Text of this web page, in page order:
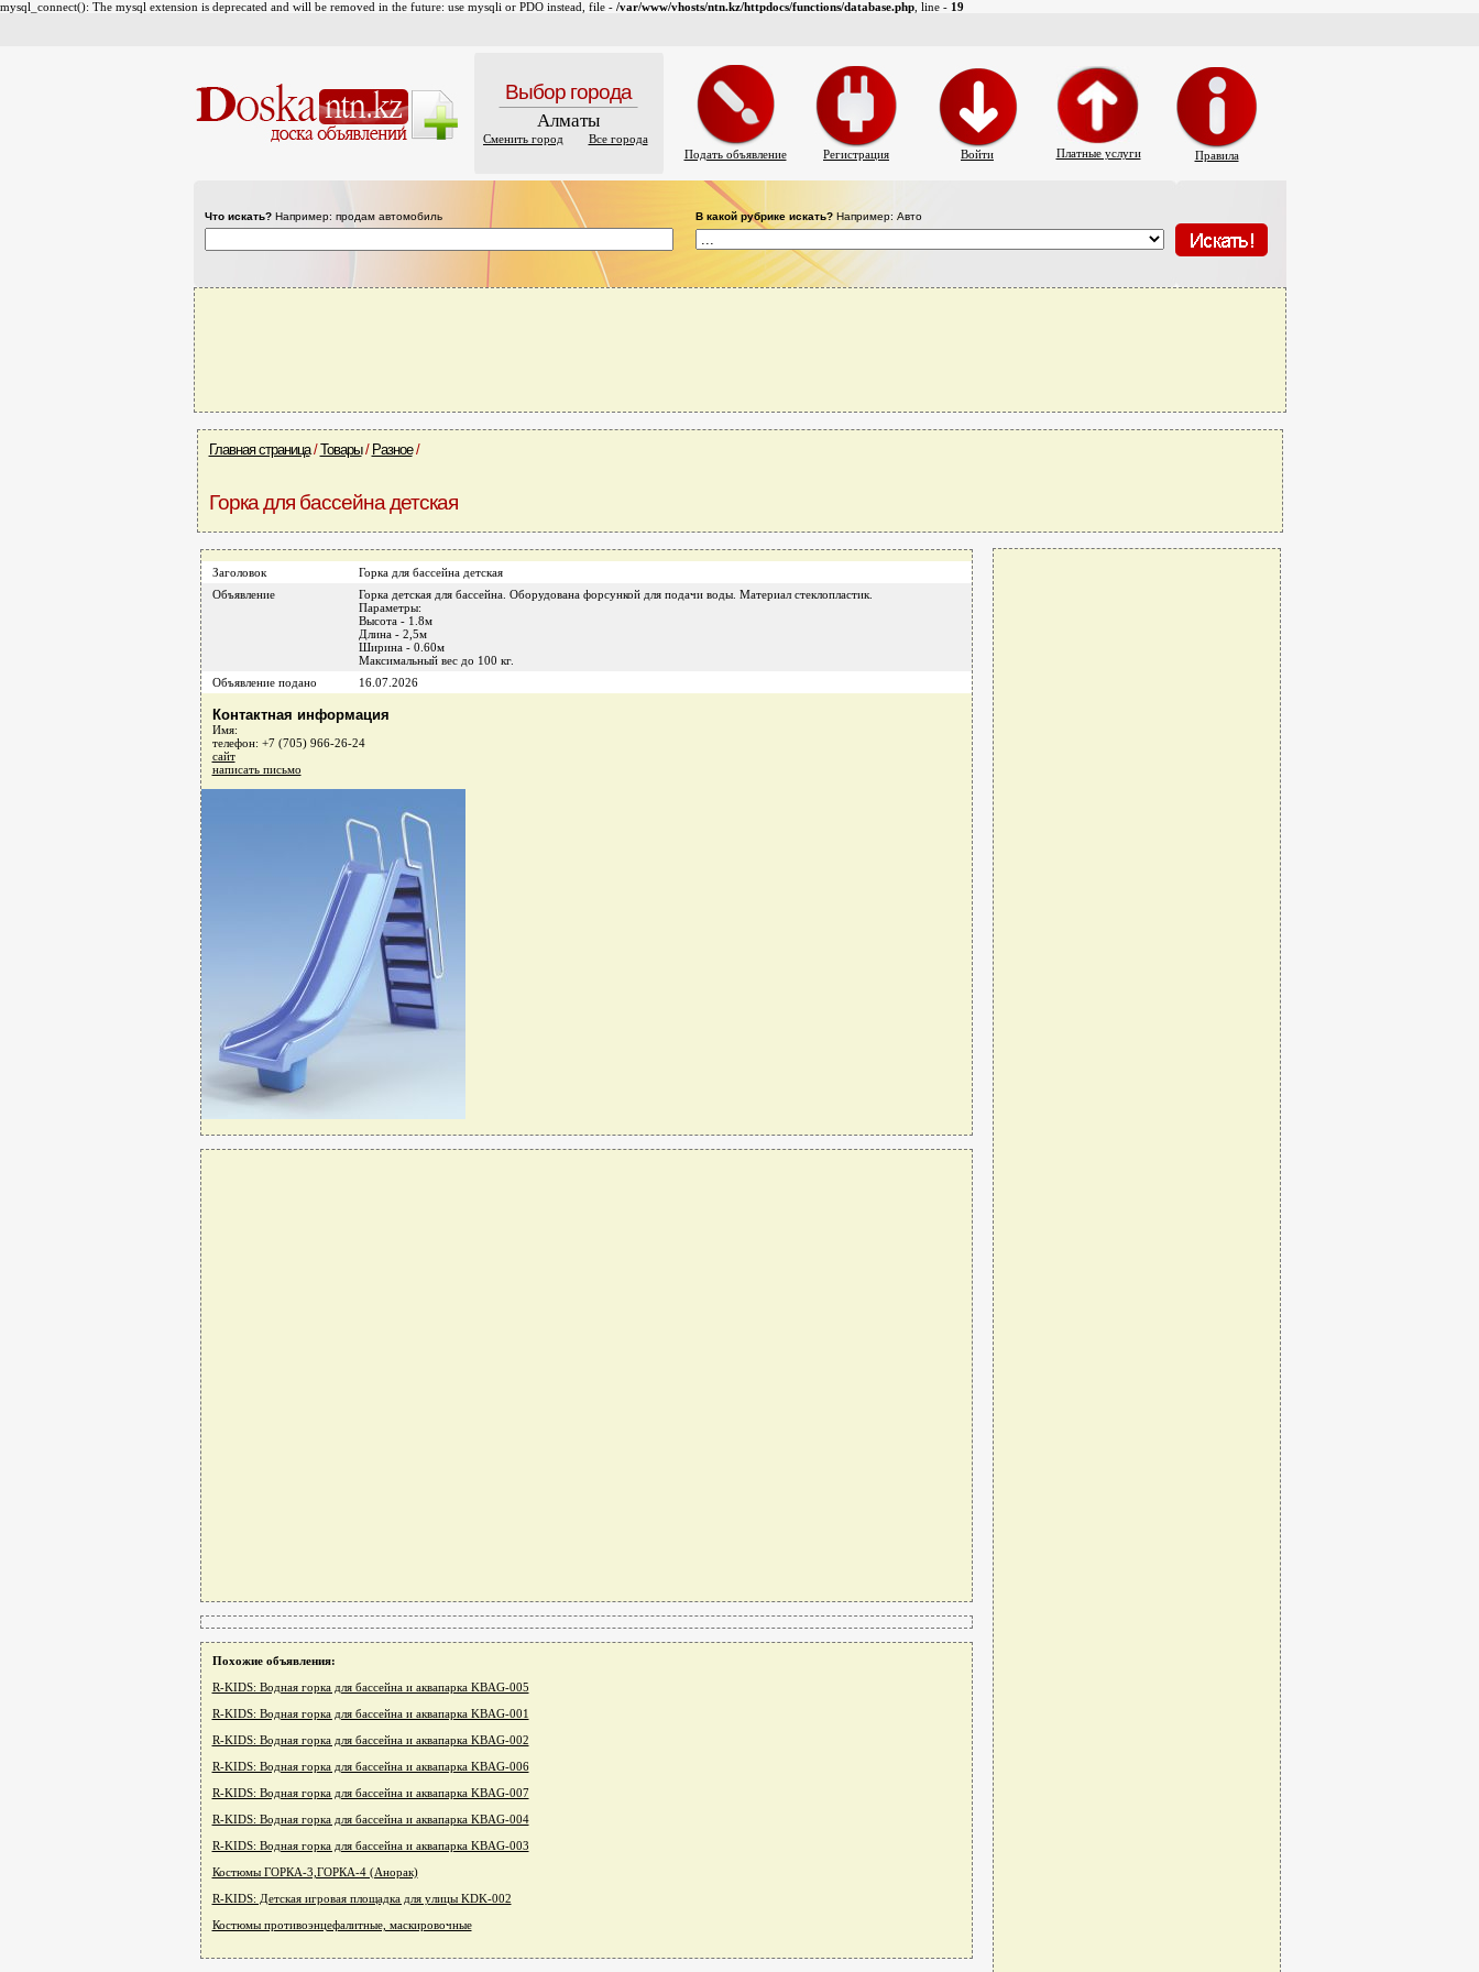
mysql_connect(): The mysql extension is deprecated and will be removed in the future: use mysqli or PDO instead, file - /var/www/vhosts/ntn.kz/httpdocs/functions/database.php , line - 19
Выбор города
Алматы
Сменить город
Все города
Подать объявление
Регистрация Войти Платные услуги Правила
Что искать?Например: продам автомобиль В какой рубрике искать?Например: Авто
Главная страница/Товары/ Разное/
Горка для бассейна детская
Заголовок
Горка для бассейна детская
Объявление
Горка детская для бассейна. Оборудована форсункой для подачи воды. Материал стеклопластик.
Параметры:
Высота - 1.8м
Длина - 2,5м
Ширина - 0.60м
Максимальный вес до 100 кг.
Объявление подано
16.07.2026
Контактная информация
Имя:
телефон: +7 (705) 966-26-24
сайт
написать письмо
Похожие объявления:
R-KIDS: Водная горка для бассейна и аквапарка KBAG-005
R-KIDS: Водная горка для бассейна и аквапарка KBAG-001
R-KIDS: Водная горка для бассейна и аквапарка KBAG-002
R-KIDS: Водная горка для бассейна и аквапарка KBAG-006
R-KIDS: Водная горка для бассейна и аквапарка KBAG-007
R-KIDS: Водная горка для бассейна и аквапарка KBAG-004
R-KIDS: Водная горка для бассейна и аквапарка KBAG-003
Костюмы ГОРКА-3,ГОРКА-4 (Анорак)
R-KIDS: Детская игровая площадка для улицы KDK-002
Костюмы противоэнцефалитные, маскировочные